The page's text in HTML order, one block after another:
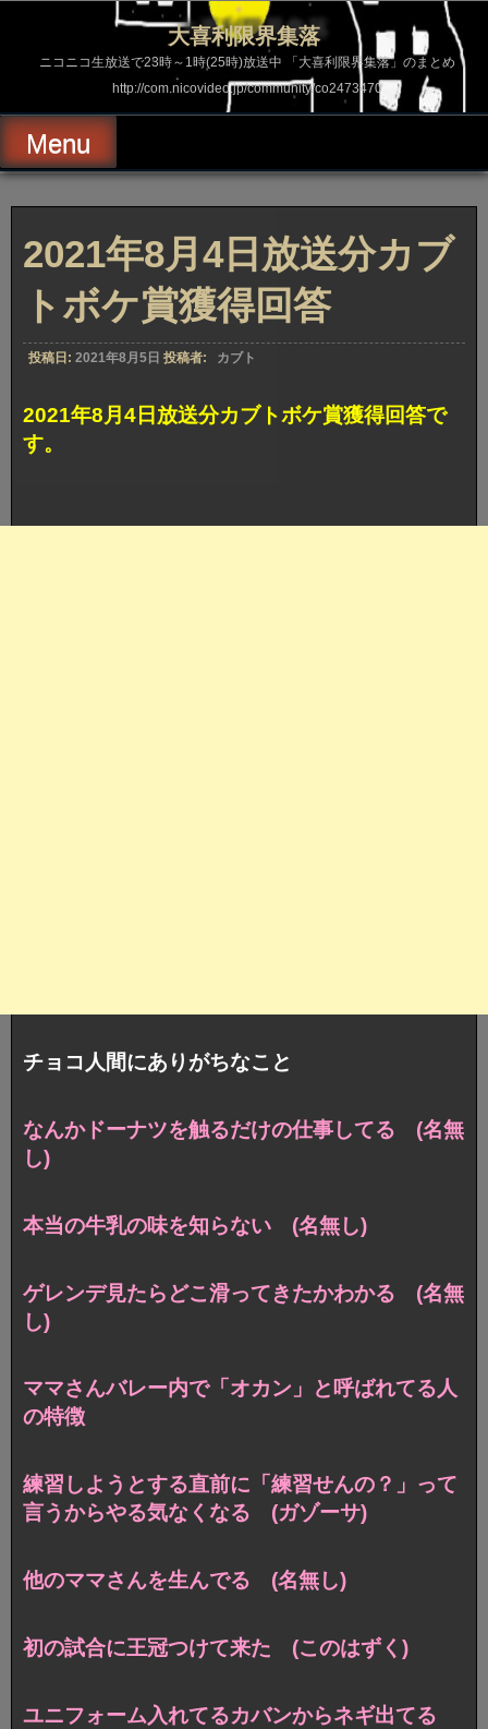
ス
ッ
プ
大喜利限界集落
ニコニコ生放送で23時～1時(25時)放送中 「大喜利限界集落」のまとめ
http://com.nicovideo.jp/community/co2473470
Menu
2021年8月4日放送分カブ
トボケ賞獲得回答
投稿日: 2021年8月5日 投稿者: カブト
2021年8月4日放送分カブトボケ賞獲得回答で
す。
チョコ人間にありがちなこと
なんかドーナツを触るだけの仕事してる (名無
し)
本当の牛乳の味を知らない (名無し)
ゲレンデ見たらどこ滑ってきたかわかる (名無
し)
ママさんバレー内で「オカン」と呼ばれてる人
の特徴
練習しようとする直前に「練習せんの？」って
言うからやる気なくなる (ガゾーサ)
他のママさんを生んでる (名無し)
初の試合に王冠つけて来た (このはずく)
ユニフォーム入れてるカバンからネギ出てる